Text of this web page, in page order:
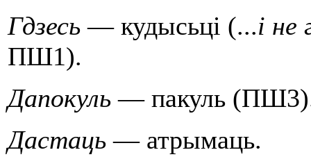
Гдзесь— кудысьцi (...i не
ПШ1).
Дапокуль — пакуль
Дастаць— атрымаць.